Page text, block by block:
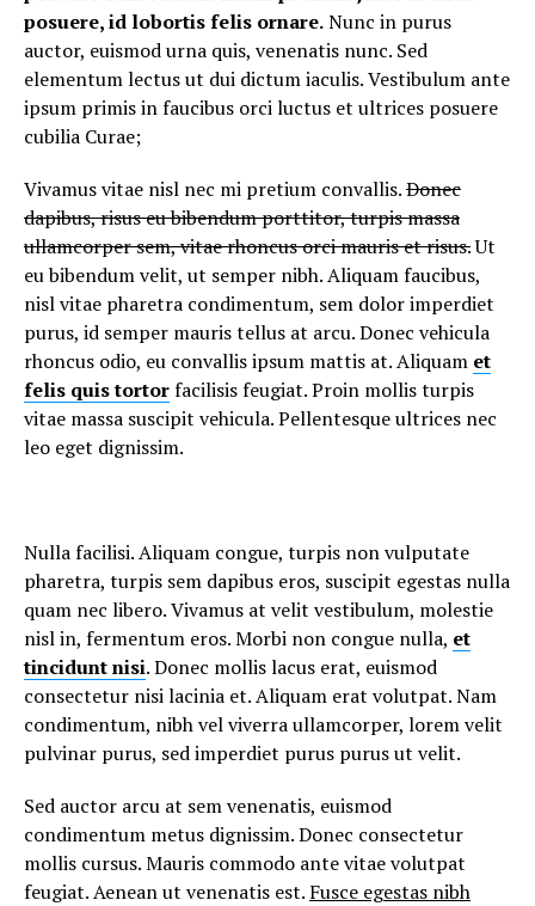
posuere, id lobortis felis ornare.Nunc in purus
auctor, euismod urna quis, venenatis nunc. Sed
elementum lectus ut dui dictum iaculis. Vestibulum ante
ipsum primis in faucibus orci luctus et ultrices posuere
cubilia Curae;
Vivamus vitae nisl nec mi pretium convallis.Donec
dapibus, risus eu bibendum porttitor, turpis massa
ullamcorper sem, vitae rhoncus orci mauris et risus.Ut
eu bibendum velit, ut semper nibh. Aliquam faucibus,
nisl vitae pharetra condimentum, sem dolor imperdiet
purus, id semper mauris tellus at arcu. Donec vehicula
rhoncus odio, eu convallis ipsum mattis at. Aliquam et
felis quis tortorfacilisis feugiat. Proin mollis turpis
vitae massa suscipit vehicula. Pellentesque ultrices nec
leo eget dignissim.
Nulla facilisi. Aliquam congue, turpis non vulputate
pharetra, turpis sem dapibus eros, suscipit egestas nulla
quam nec libero. Vivamus at velit vestibulum, molestie
nisl in, fermentum eros. Morbi non congue nulla, et
tincidunt nisi. Donec mollis lacus erat, euismod
consectetur nisi lacinia et. Aliquam erat volutpat. Nam
condimentum, nibh vel viverra ullamcorper, lorem velit
pulvinar purus, sed imperdiet purus purus ut velit.
Sed auctor arcu at sem venenatis, euismod
condimentum metus dignissim. Donec consectetur
mollis cursus. Mauris commodo ante vitae volutpat
feugiat. Aenean ut venenatis est. Fusce egestas nibh